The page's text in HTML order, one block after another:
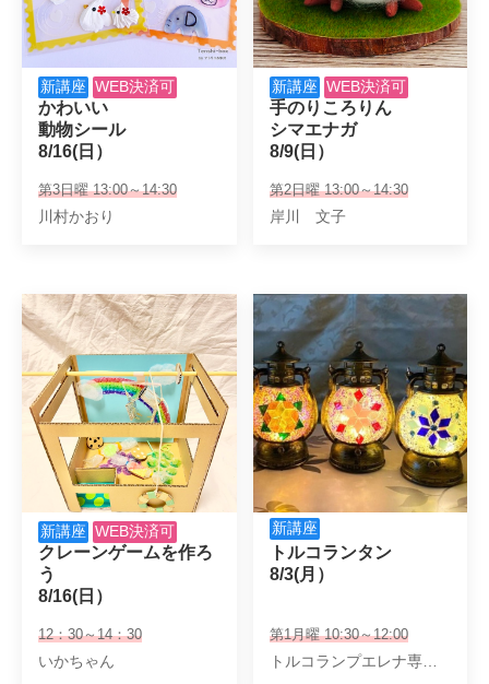
新講座 WEB決済可
かわいい
動物シール
8/16(日）
第3日曜 13:00～14:30
川村かおり
新講座 WEB決済可
手のりころりん
シマエナガ
8/9(日）
第2日曜 13:00～14:30
岸川 文子
新講座 WEB決済可
クレーンゲームを作ろ
う
8/16(日）
12：30～14：30
いかちゃん
新講座
トルコランタン
8/3(月）
第1月曜 10:30～12:00
トルコランプエレナ専任講師